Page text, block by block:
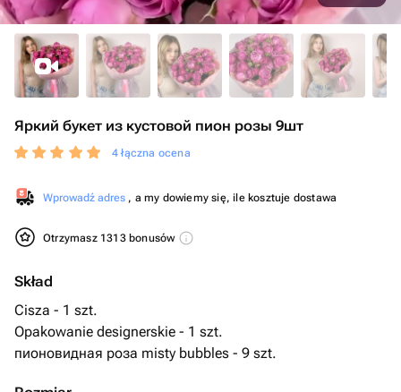
Яркий букет из кустовой пион розы 9шт
4 łączna ocena
Wprowadź adres , a my dowiemy się, ile kosztuje dostawa
Otrzymasz 1313 bonusów
Skład
Cisza - 1 szt.
Opakowanie designerskie - 1 szt.
пионовидная роза misty bubbles - 9 szt.